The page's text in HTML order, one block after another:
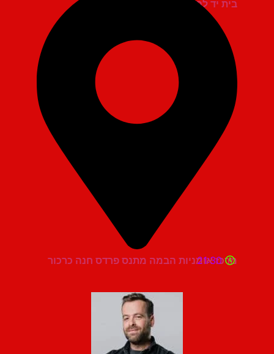
בית יד לבנים אשדוד
מרכז אומניות הבמה מתנס פרדס חנה כרכור
21:30